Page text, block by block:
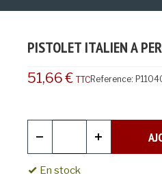
PISTOLET ITALIEN A
51,66 € TTCReference:
En stock